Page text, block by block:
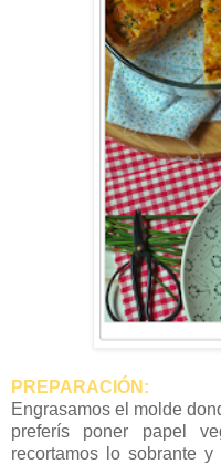
PREPARACIÓN:
Engrasamos el molde
preferís poner papel
recortamos lo sobrante